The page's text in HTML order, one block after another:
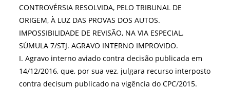
CONTROVÉRSIA RESOLVIDA, PELO TRIBUNAL DE
ORIGEM, À LUZ DAS PROVAS DOS AUTOS.
IMPOSSIBILIDADE DE REVISÃO, NA VIA ESPECIAL.
SÚMULA 7/STJ. AGRAVO INTERNO IMPROVIDO.
I. Agravo interno aviado contra decisão publicada em
14/12/2016, que, por sua vez, julgara recurso interposto
contra decisum publicado na vigência do CPC/2015.